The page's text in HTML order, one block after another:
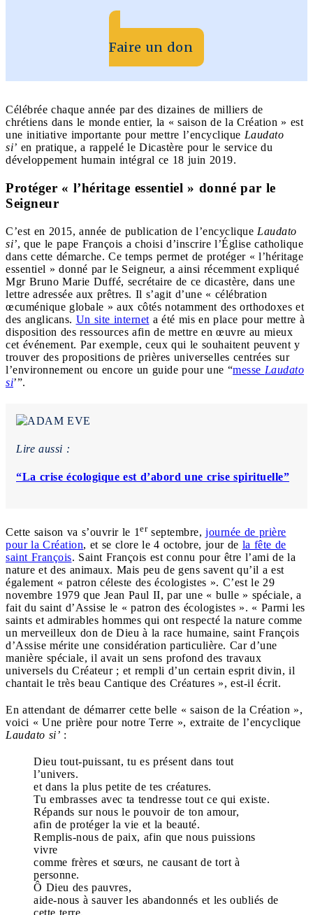
Faire un don
Célébrée chaque année par des dizaines de milliers de
chrétiens dans le monde entier, la « saison de la Création » est
une initiative importante pour mettre l’encyclique Laudato
si’ en pratique, a rappelé le Dicastère pour le service du
développement humain intégral ce 18 juin 2019.
Protéger « l’héritage essentiel » donné par le
Seigneur
C’est en 2015, année de publication de l’encyclique Laudato
si’, que le pape François a choisi d’inscrire l’Église catholique
dans cette démarche. Ce temps permet de protéger « l’héritage
essentiel » donné par le Seigneur, a ainsi récemment expliqué
Mgr Bruno Marie Duffé, secrétaire de ce dicastère, dans une
lettre adressée aux prêtres. Il s’agit d’une « célébration
œcuménique globale » aux côtés notamment des orthodoxes et
des anglicans. Un site internet a été mis en place pour mettre à
disposition des ressources afin de mettre en œuvre au mieux
cet événement. Par exemple, ceux qui le souhaitent peuvent y
trouver des propositions de prières universelles centrées sur
l’environnement ou encore un guide pour une “messe Laudato
si’”.
Lire aussi :
“La crise écologique est d’abord une crise spirituelle”
Cette saison va s’ouvrir le 1 erseptembre, journée de prière
pour la Création, et se clore le 4 octobre, jour de la fête de
saint François. Saint François est connu pour être l’ami de la
nature et des animaux. Mais peu de gens savent qu’il a est
également « patron céleste des écologistes ». C’est le 29
novembre 1979 que Jean Paul II, par une « bulle » spéciale, a
fait du saint d’Assise le « patron des écologistes ». « Parmi les
saints et admirables hommes qui ont respecté la nature comme
un merveilleux don de Dieu à la race humaine, saint François
d’Assise mérite une considération particulière. Car d’une
manière spéciale, il avait un sens profond des travaux
universels du Créateur ; et rempli d’un certain esprit divin, il
chantait le très beau Cantique des Créatures », est-il écrit.
En attendant de démarrer cette belle « saison de la Création »,
voici « Une prière pour notre Terre », extraite de l’encyclique
Laudato si’ :
Dieu tout-puissant, tu es présent dans tout
l’univers.
et dans la plus petite de tes créatures.
Tu embrasses avec ta tendresse tout ce qui existe.
Répands sur nous le pouvoir de ton amour,
afin de protéger la vie et la beauté.
Remplis-nous de paix, afin que nous puissions
vivre
comme frères et sœurs, ne causant de tort à
personne.
Ô Dieu des pauvres,
aide-nous à sauver les abandonnés et les oubliés de